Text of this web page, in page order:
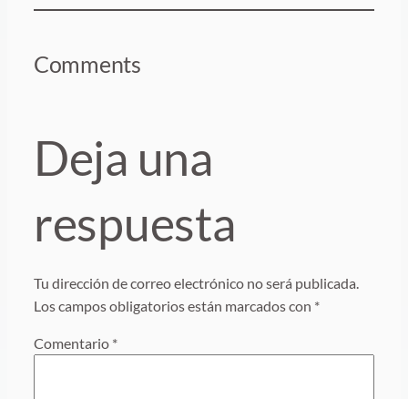
Comments
Deja una
respuesta
Tu dirección de correo electrónico no será publicada.
Los campos obligatorios están marcados con *
Comentario *